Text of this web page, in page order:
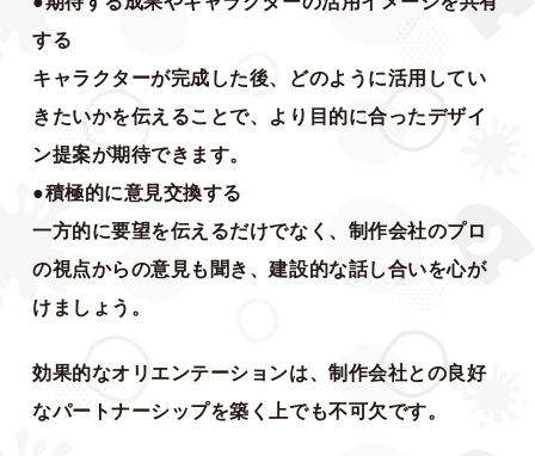
する
キャラクターが完成した後、どのように活用してい
きたいかを伝えることで、より目的に合ったデザイ
ン提案が期待できます。
●積極的に意見交換する
一方的に要望を伝えるだけでなく、制作会社のプロ
の視点からの意見も聞き、建設的な話し合いを心が
けましょう。
効果的なオリエンテーションは、制作会社との良好
なパートナーシップを築く上でも不可欠です。